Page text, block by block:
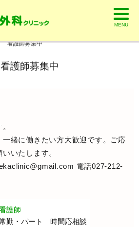
MENU
看護師募集中
看護師募集中
一緒に働きたい方大歓迎です。ご応
いたします。
電話027-212-
護師
勤・パート 時間応相談